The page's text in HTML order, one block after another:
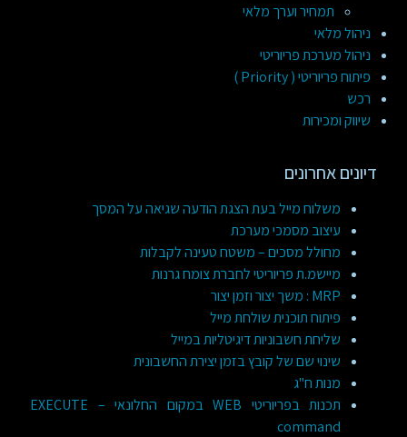
תמחיר וערך מלאי
ניהול מלאי
ניהול מערכת פריוריטי
פיתוח פריוריטי ( Priority )
רכש
שיווק ומכירות
דיונים אחרונים
משלוח מייל בעת הצגת הודעה שגיאה על המסך
עיצוב מסמכי מערכת
מחולל מסכים – משטח טעינה לקבלות
מיישמ.ת פריוריטי לחברת צומח גרנות
MRP : משך יצור וזמן יצור
פיתוח תוכנית שולחת מייל
שליחת חשבוניות דיגיטליות במייל
שינוי שם של קובץ בזמן יצירת החשבונית
מנות ח"ג
תכנות בפריוריטי WEB במקום החלונאי – EXECUTE
command